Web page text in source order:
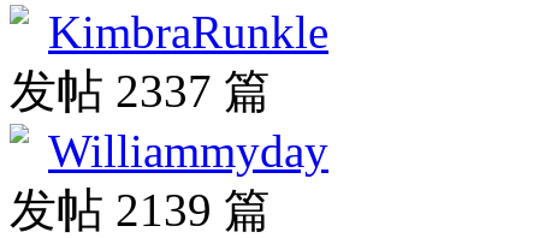
KimbraRunkle
发帖 2337 篇
Williammyday
发帖 2139 篇